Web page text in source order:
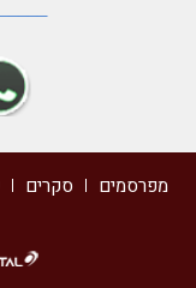
מפרסמים סקרים